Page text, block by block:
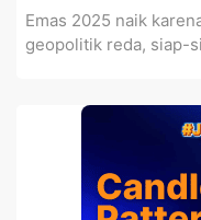
Emas 2025 naik
geopolitik reda, siap-